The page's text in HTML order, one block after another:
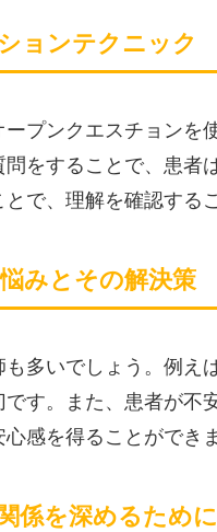
ョンテクニック
プンクエスチョンを
をすることで、患者
で、理解を確認する
みとその解決策
多いでしょう。例え
す。また、患者が不
感を得ることができま
係を深めるために